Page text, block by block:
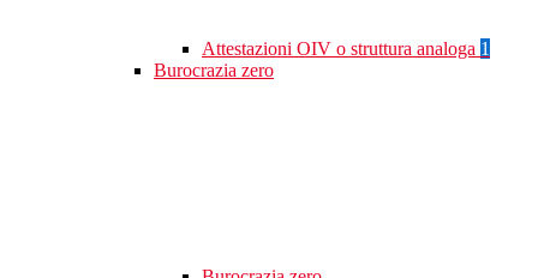
Attestazioni OIV o struttura analoga 1
Burocrazia zero